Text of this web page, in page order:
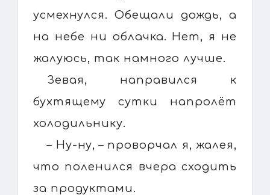
усмехнулся. Обещали дождь, а
на небе ни облачка. Нет, я не
жалуюсь, так намного лучше.
Зевая, направился к
бухтящему сутки напролёт
холодильнику.
– Ну-ну, – проворчал я, жалея,
что поленился вчера сходить
за продуктами.